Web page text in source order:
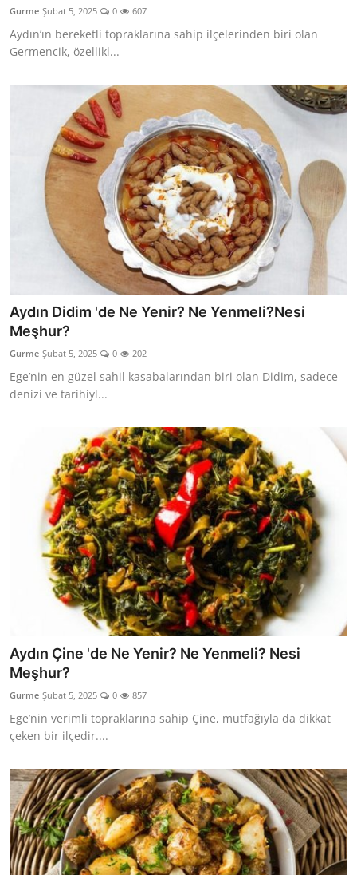
Gurme Şubat 5, 2025 0 607
Aydın’ın bereketli topraklarına sahip ilçelerinden biri olan
Germencik, özellikl...
Aydın Didim 'de Ne Yenir? Ne Yenmeli?Nesi
Meşhur?
Gurme Şubat 5, 2025 0 202
Ege’nin en güzel sahil kasabalarından biri olan Didim, sadece
denizi ve tarihiyl...
Aydın Çine 'de Ne Yenir? Ne Yenmeli? Nesi
Meşhur?
Gurme Şubat 5, 2025 0 857
Ege’nin verimli topraklarına sahip Çine, mutfağıyla da dikkat
çeken bir ilçedir....